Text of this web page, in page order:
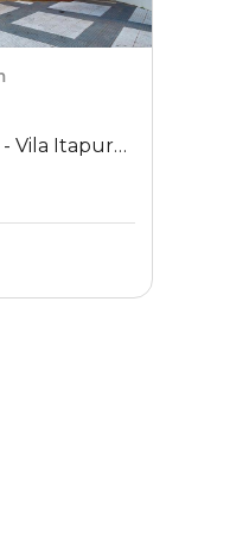
Vila Itapura